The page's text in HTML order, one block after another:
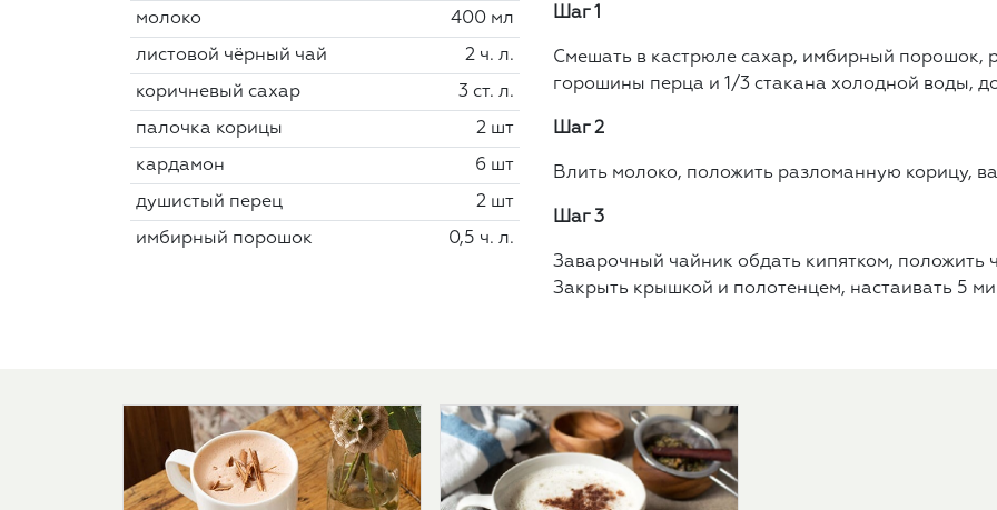
молоко 400 мл
листовой чёрный чай 2 ч. л.
коричневый сахар 3 ст. л.
палочка корицы 2 шт
кардамон 6 шт
душистый перец 2 шт
имбирный порошок 0,5 ч. л.
Шаг 1
Смешать в кастрюле сахар, имбирный порошок,
горошины перца и 1/3 стакана холодной воды,
Шаг 2
Влить молоко, положить разломанную корицу,
Шаг 3
Заварочный чайник обдать кипятком, положить
Закрыть крышкой и полотенцем, настаивать 5